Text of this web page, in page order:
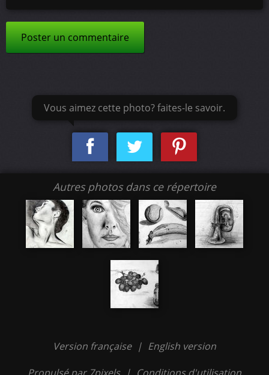
Poster un commentaire
Vous aimez cette photo? faites-le savoir.
Autres photos dans ce répertoire
Version française | English version